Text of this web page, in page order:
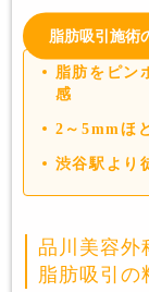
脂肪吸引施術
脂肪をピン
感
2～5mmほ
渋谷駅より
品川美容外
脂肪吸引の